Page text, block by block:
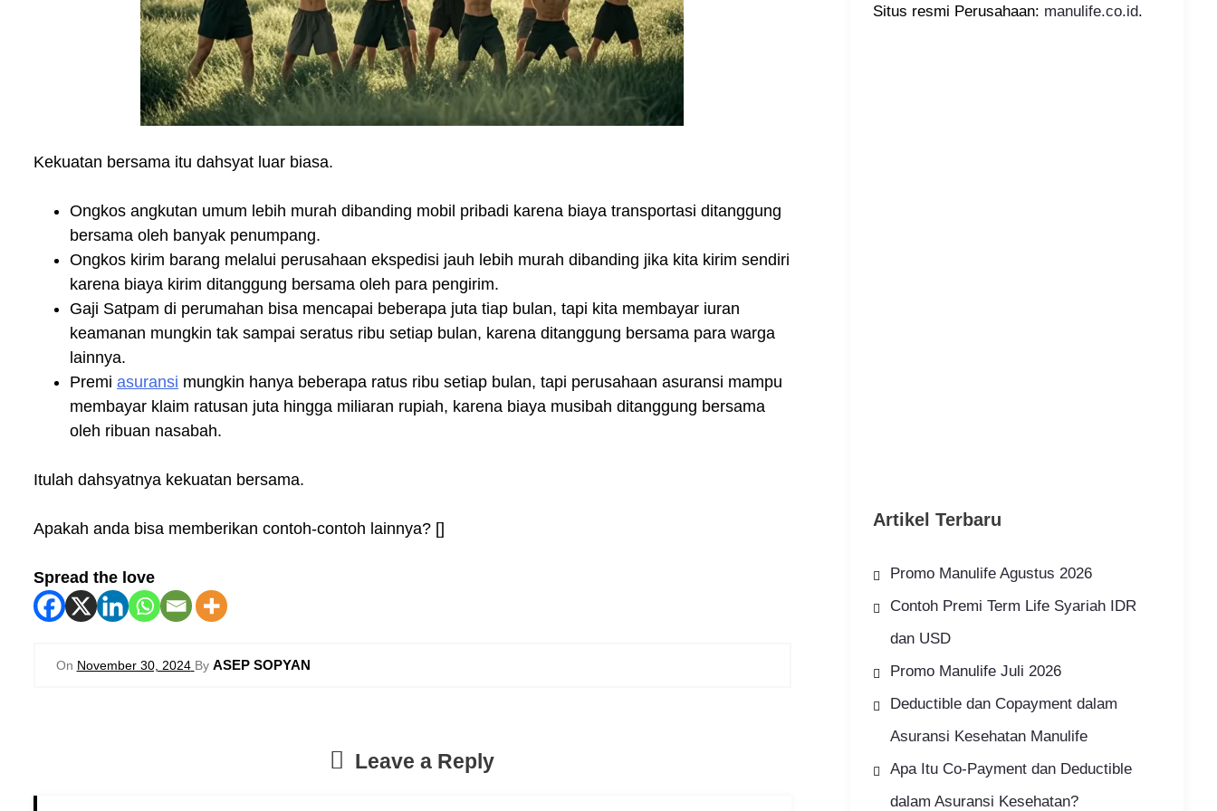
Kekuatan bersama itu dahsyat luar biasa.
Ongkos angkutan umum lebih murah dibanding mobil pribadi karena biaya transportasi ditanggung
bersama oleh banyak penumpang.
Ongkos kirim barang melalui perusahaan ekspedisi jauh lebih murah dibanding jika kita kirim sendiri
karena biaya kirim ditanggung bersama oleh para pengirim.
Gaji Satpam di perumahan bisa mencapai beberapa juta tiap bulan, tapi kita membayar iuran
keamanan mungkin tak sampai seratus ribu setiap bulan, karena ditanggung bersama para warga
lainnya.
Premi asuransi mungkin hanya beberapa ratus ribu setiap bulan, tapi perusahaan asuransi mampu
membayar klaim ratusan juta hingga miliaran rupiah, karena biaya musibah ditanggung bersama
oleh ribuan nasabah.
Itulah dahsyatnya kekuatan bersama.
Apakah anda bisa memberikan contoh-contoh lainnya? []
Spread the love
On November 30, 2024 By ASEP SOPYAN
Leave a Reply
Situs resmi Perusahaan: manulife.co.id.
Artikel Terbaru
Promo Manulife Agustus 2026
Contoh Premi Term Life Syariah IDR
dan USD
Promo Manulife Juli 2026
Deductible dan Copayment dalam
Asuransi Kesehatan Manulife
Apa Itu Co-Payment dan Deductible
dalam Asuransi Kesehatan?